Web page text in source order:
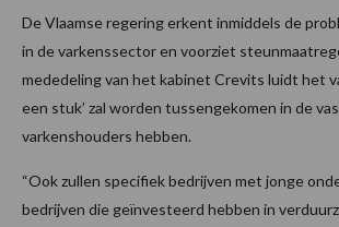
De Vlaamse regering erkent inmiddels de
in de varkenssector en voorziet
mededeling van het kabinet Crevits luidt het
een stuk’ zal worden tussengekomen in de
varkenshouders hebben.
“Ook zullen specifiek bedrijven met jonge
bedrijven die geïnvesteerd hebben in